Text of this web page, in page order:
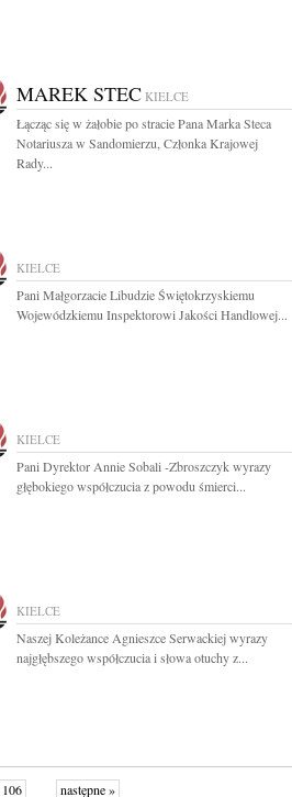
MAREK STEC KIELCE
Łącząc się w żałobie po stracie Pana Marka Steca
Notariusza w Sandomierzu, Członka Krajowej
Rady...
KIELCE
Pani Małgorzacie Libudzie Świętokrzyskiemu
Wojewódzkiemu Inspektorowi Jakości Handlowej...
KIELCE
Pani Dyrektor Annie Sobali -Zbroszczyk wyrazy
głębokiego współczucia z powodu śmierci...
KIELCE
Naszej Koleżance Agnieszce Serwackiej wyrazy
najgłębszego współczucia i słowa otuchy z...
106 następne »